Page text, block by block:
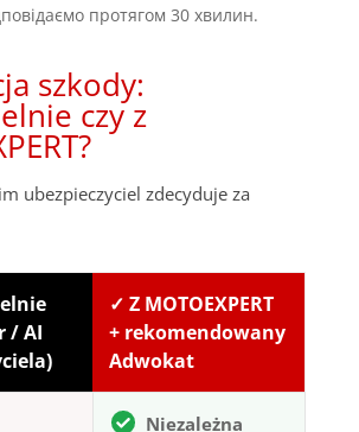
протягом 30 хвилин.
szkody:
czy z
ubezpieczyciel zdecyduje za
/ AI
✓ Z MOTOEXPERT
+ rekomendowany
Adwokat
Niezależna